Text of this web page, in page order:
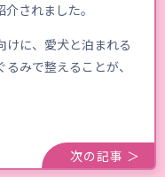
されました。
けに、愛犬と泊まれる
みで整えることが、
次の記事 ＞